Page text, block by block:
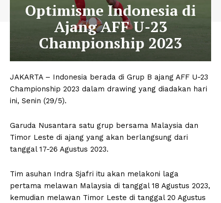
Optimisme Indonesia di
Ajang AFF U-23
Championship 2023
JAKARTA – Indonesia berada di Grup B ajang AFF U-23
Championship 2023 dalam drawing yang diadakan hari
ini, Senin (29/5).
Garuda Nusantara satu grup bersama Malaysia dan
Timor Leste di ajang yang akan berlangsung dari
tanggal 17-26 Agustus 2023.
Tim asuhan Indra Sjafri itu akan melakoni laga
pertama melawan Malaysia di tanggal 18 Agustus 2023,
kemudian melawan Timor Leste di tanggal 20 Agustus